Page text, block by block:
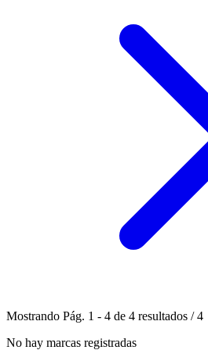
Mostrando Pág. 1 - 4 de 4 resultados /4
No hay marcas registradas